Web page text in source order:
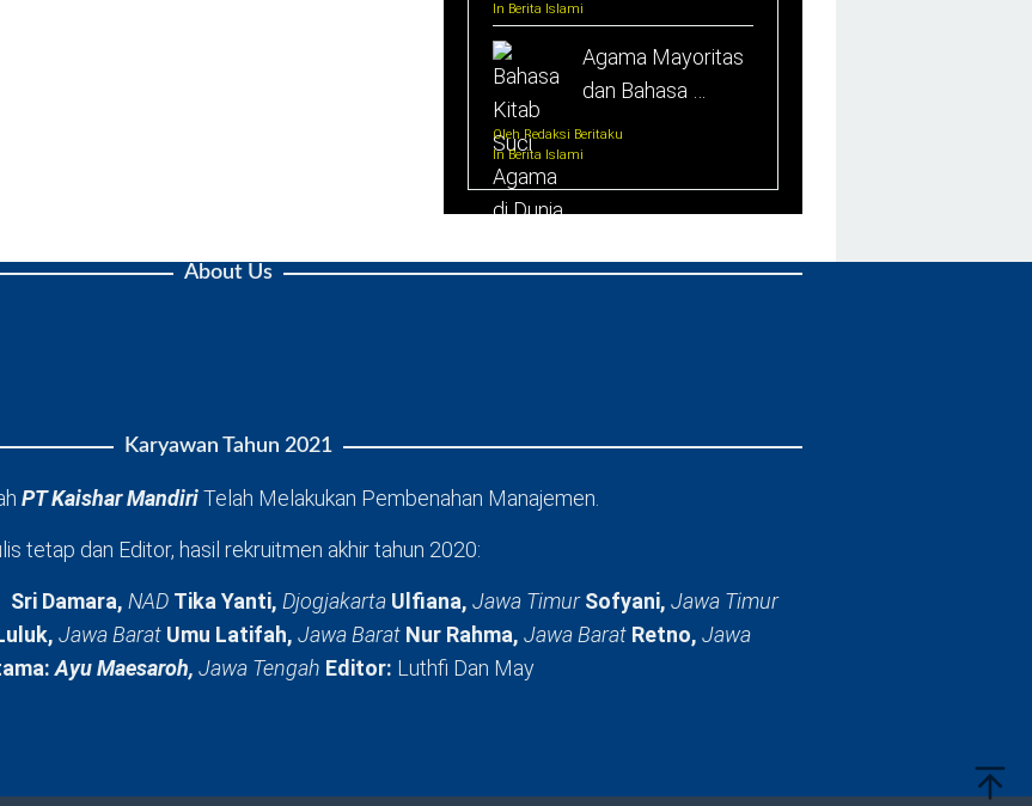
In Berita Islami
Agama Mayoritas
dan Bahasa …
Oleh Redaksi Beritaku
In Berita Islami
About Us
Karyawan Tahun 2021
PT Kaishar MandiriTelah Melakukan Pembenahan Manajemen.
tetap dan Editor, hasil rekruitmen akhir tahun 2020:
Sri Damara, NAD Tika Yanti, Djogjakarta Ulfiana, Jawa TimurSofyani, Jawa Timur
Jawa Barat Umu Latifah, Jawa Barat Nur Rahma, Jawa Barat Retno, Jawa
Ayu Maesaroh, Jawa Tengah Editor: Luthfi Dan May